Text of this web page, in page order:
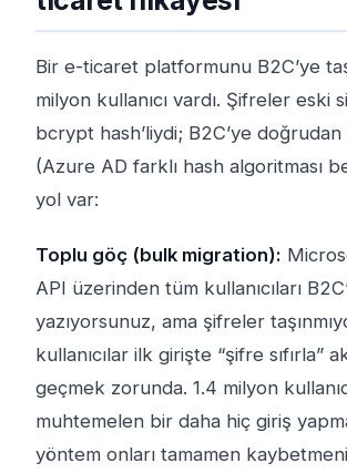
Bir e-ticaret platformunu B2C’ye
milyon kullanıcı vardı. Şifreler eski
bcrypt hash’liydi; B2C’ye doğrudan
(Azure AD farklı hash algoritması
yol var:
Toplu göç (bulk migration):
API üzerinden tüm kullanıcıları
yazıyorsunuz, ama şifreler
kullanıcılar ilk girişte “şifre sıfırla”
geçmek zorunda. 1.4 milyon
muhtemelen bir daha hiç giriş
yöntem onları tamamen